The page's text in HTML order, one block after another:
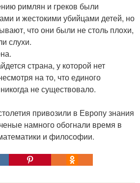
римлян и греков были
и жестокими убийцами детей, но
что они были не столь плохи,
слухи.
страна, у которой нет
на то, что единого
не существовало.
привозили в Европу знания
намного обогнали время в
и философии.